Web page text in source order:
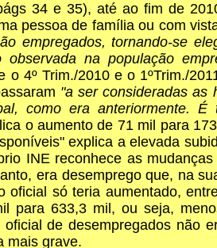
34 e 35), até ao fim de
pessoa de família ou com
empregados, tornando-se
na população
4º Trim./2010 e o 1ºTrim./
"a ser consideradas as
como era anteriormente. É
o aumento de 71 mil para
explica a elevada
INE reconhece as mudanças
era desemprego que, na
só teria aumentado,
para 633,3 mil, ou seja,
de desempregados não
mais grave.